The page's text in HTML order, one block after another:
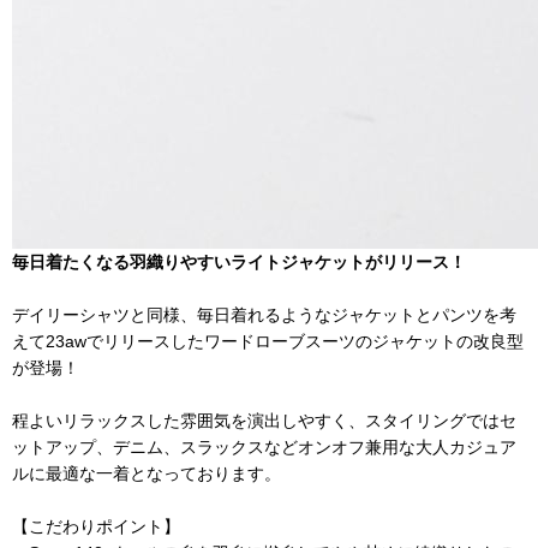
毎日着たくなる羽織りやすいライトジャケットがリリース！
デイリーシャツと同様、毎日着れるようなジャケットとパンツを考
えて23awでリリースしたワードローブスーツのジャケットの改良型
が登場！
程よいリラックスした雰囲気を演出しやすく、スタイリングではセ
ットアップ、デニム、スラックスなどオンオフ兼用な大人カジュア
ルに最適な一着となっております。
【こだわりポイント】